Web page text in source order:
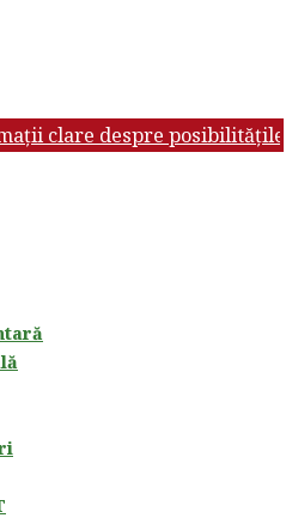
despre posibilitățile de